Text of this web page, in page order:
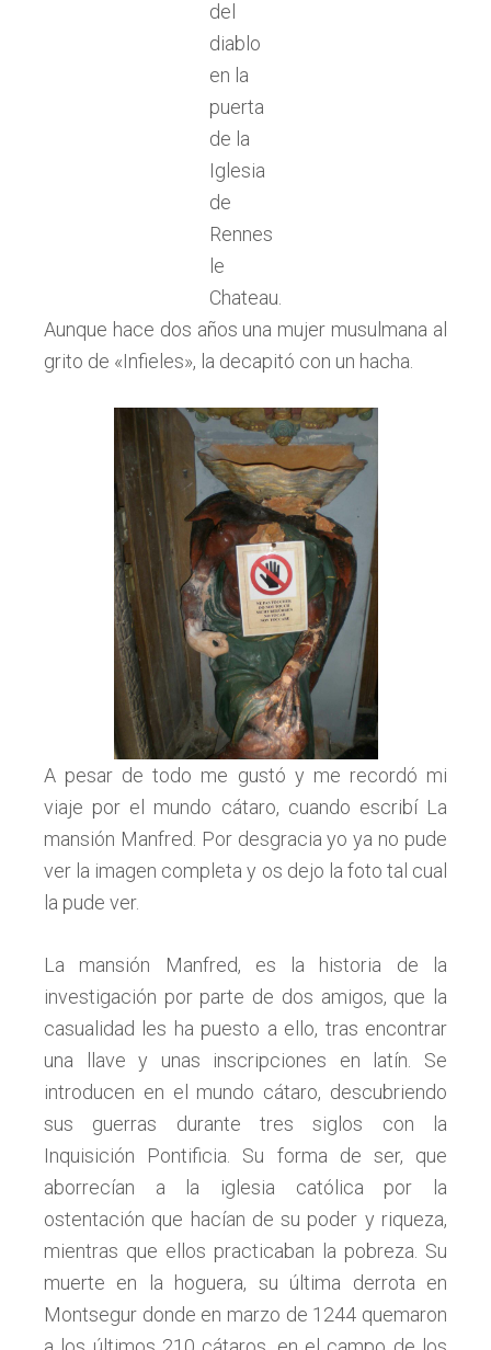
del
diablo
en la
puerta
de la
Iglesia
de
Rennes
le
Chateau.
Aunque hace dos años una mujer musulmana al
grito de «Infieles», la decapitó con un hacha.
A pesar de todo me gustó y me recordó mi
viaje por el mundo cátaro, cuando escribí La
mansión Manfred. Por desgracia yo ya no pude
ver la imagen completa y os dejo la foto tal cual
la pude ver.
La mansión Manfred, es la historia de la
investigación por parte de dos amigos, que la
casualidad les ha puesto a ello, tras encontrar
una llave y unas inscripciones en latín. Se
introducen en el mundo cátaro, descubriendo
sus guerras durante tres siglos con la
Inquisición Pontificia. Su forma de ser, que
aborrecían a la iglesia católica por la
ostentación que hacían de su poder y riqueza,
mientras que ellos practicaban la pobreza. Su
muerte en la hoguera, su última derrota en
Montsegur donde en marzo de 1244 quemaron